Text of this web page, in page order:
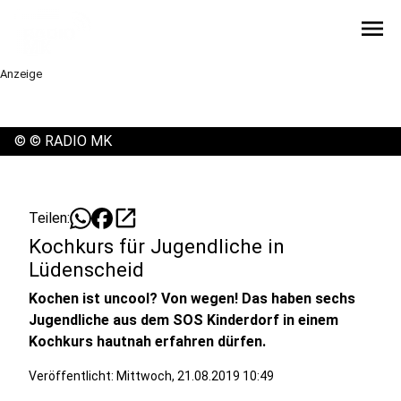
menu
Anzeige
© © RADIO MK
Teilen: open_in_new
Kochkurs für Jugendliche in
Lüdenscheid
Kochen ist uncool? Von wegen! Das haben sechs
Jugendliche aus dem SOS Kinderdorf in einem
Kochkurs hautnah erfahren dürfen.
Veröffentlicht: Mittwoch, 21.08.2019 10:49